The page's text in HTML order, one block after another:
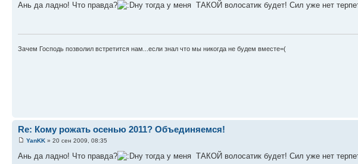
Ань да ладно! Что правда? ну тогда у меня ТАКОЙ волосатик будет! Сил уже нет
Зачем Господь позволил встретится нам...если знал что мы никогда не будем вместе=(
Re: Кому рожать осенью 2011? Объединяемся!
YanKK » 20 сен 2009, 08:35
Ань да ладно! Что правда? ну тогда у меня ТАКОЙ волосатик будет! Сил уже нет